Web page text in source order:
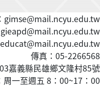
gimse@mail.ncyu.edu.tw
傳真：05-2266568
嘉義縣民雄鄉文隆村85號
周一至週五 8：00~17：00